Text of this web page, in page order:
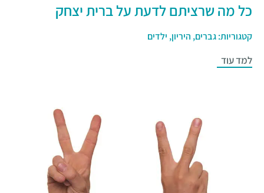
כל מה שרציתם לדעת על ברית יצחק
קטגוריות:גברים, היריון, ילדים
למד עוד